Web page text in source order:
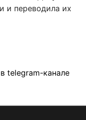
и переводила их
telegram-канале